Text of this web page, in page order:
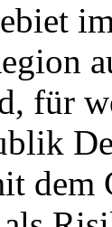
für
dem